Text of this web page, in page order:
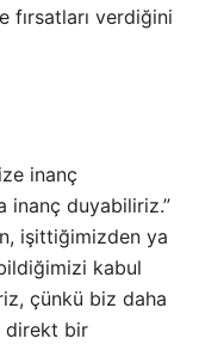
fırsatları verdiğini
inanç
inanç duyabiliriz.”
işittiğimizden ya
kabul
çünkü biz daha
direkt bir